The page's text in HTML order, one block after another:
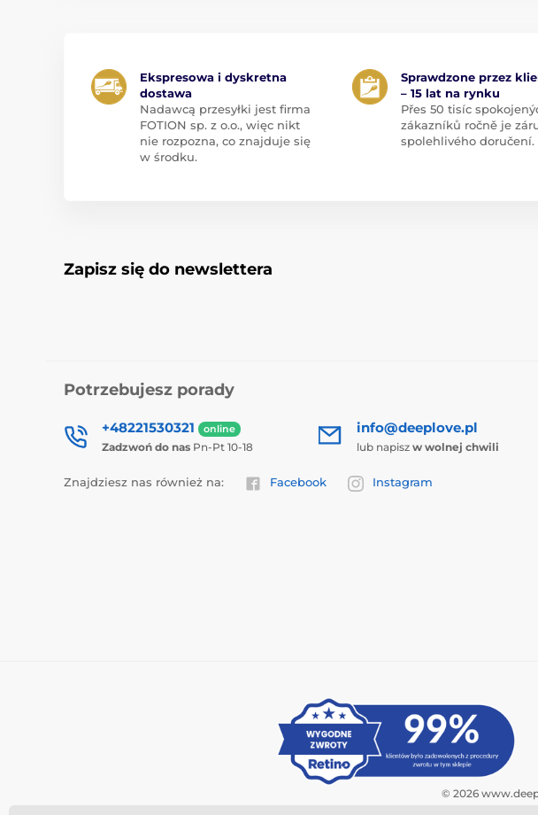
Ekspresowa i dyskretna
dostawa
Nadawcą przesyłki jest firma
FOTION sp. z o.o., więc nikt
nie rozpozna, co znajduje się
w środku.
Sprawdzone przez
– 15 lat na rynku
Přes 50 tisíc
zákazníků ročně je
spolehlivého doručení.
Zapisz się do newslettera
Potrzebujesz porady
+48221530321 online
Zadzwoń do nas Pn-Pt 10-18
info@deeplove.pl
lub napisz w wolnej chwili
Znajdziesz nas również na: Facebook Instagram
© 2026